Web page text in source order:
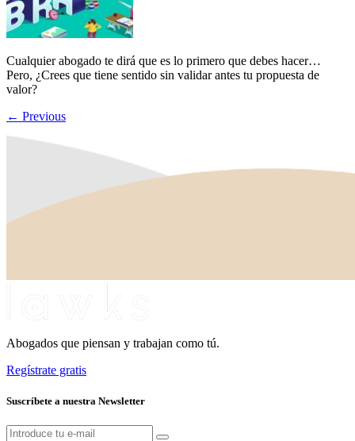
Cualquier abogado te dirá que es lo primero que debes hacer…
Pero, ¿Crees que tiene sentido sin validar antes tu propuesta de
valor?
← Previous
Abogados que piensan y trabajan como tú.
Regístrate gratis
Suscríbete a nuestra Newsletter